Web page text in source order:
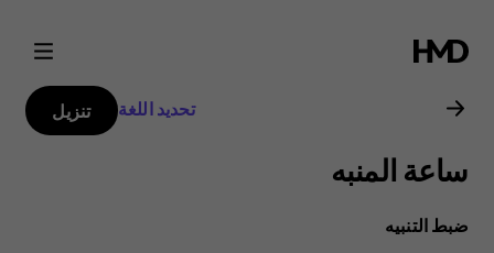
دليل
مستخدم
Nokia
G21
تحديد اللغة تنزيل
ساعة المنبه
ضبط التنبيه